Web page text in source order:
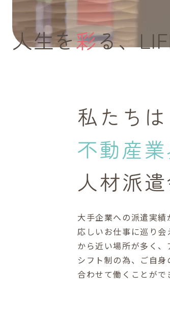
人生を彩る、
私たちは
不動産
人材派
大手企業への派遣実
応しいお仕事に巡り会
から近い場所が多く、
シフト制の為、ご自
合わせて働くことがで